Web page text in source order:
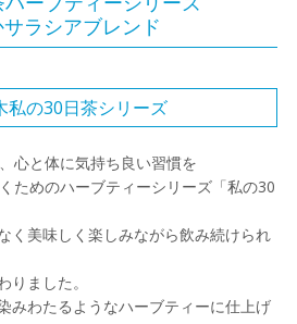
ラシアブレンド
私の30日茶シリーズ
心と体に気持ち良い習慣を
ためのハーブティーシリーズ「私の30
く美味しく楽しみながら飲み続けられ
りました。
みわたるようなハーブティーに仕上げ